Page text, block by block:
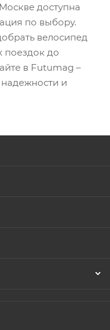
доступна
по выбору.
велосипед
поездок до
в Futumag –
и